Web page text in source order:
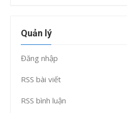
Quản lý
Đăng nhập
RSS bài viết
RSS bình luận